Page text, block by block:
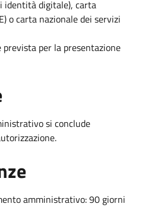
identità digitale), carta
o carta nazionale dei servizi
per la presentazione
si conclude
amministrativo: 90 giorni